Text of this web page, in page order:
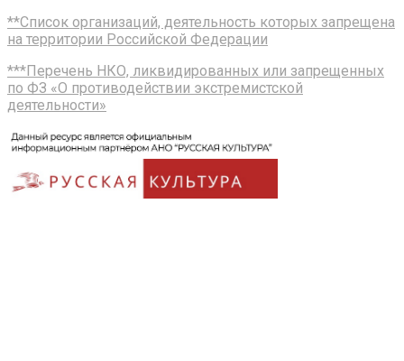
**Список организаций, деятельность которых запрещена
на территории Российской Федерации
***Перечень НКО, ликвидированных или запрещенных
по ФЗ «О противодействии экстремистской
деятельности»